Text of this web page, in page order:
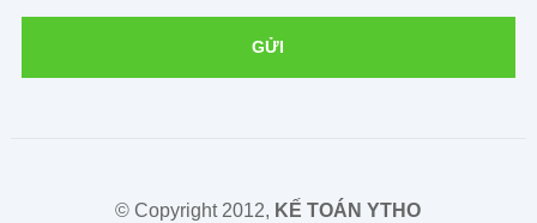
© Copyright 2012, KẾ TOÁN YTHO